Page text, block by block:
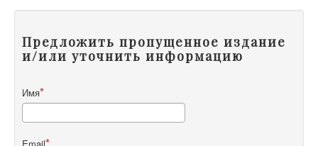
Предложить пропущенное издание
и/или уточнить информацию
Имя